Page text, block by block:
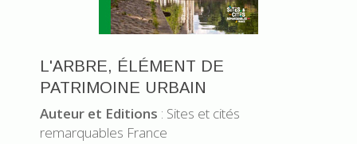
L'ARBRE, ÉLÉMENT DE
PATRIMOINE URBAIN
Auteur et Editions : Sites et cités
remarquables France